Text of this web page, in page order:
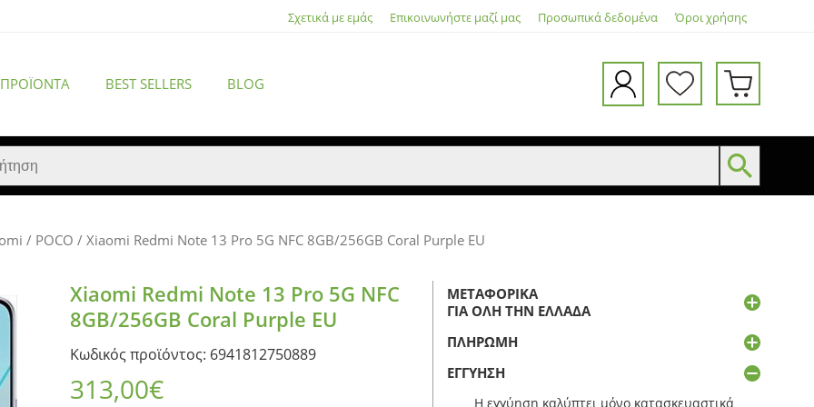
Σχετικά με εμάς Επικοινωνήστε μαζί μας Προσωπικά δεδομένα Όροι χρήσης
BEST SELLERS BLOG
ACCESSORIES
/ POCO / Xiaomi Redmi Note 13 Pro 5G NFC 8GB/256GB Coral Purple EU
Xiaomi Redmi Note 13 Pro 5G NFC
8GB/256GB Coral Purple EU
Κωδικός προϊόντος: 6941812750889
313,00€
ΜΕΤΑΦΟΡΙΚΆ
ΓΙΑ ΌΛΗ ΤΗΝ ΕΛΛΆΔΑ
ΠΛΗΡΩΜΉ
ΕΓΓΎΗΣΗ
Η εγγύηση καλύπτει μόνο κατασκευαστικά